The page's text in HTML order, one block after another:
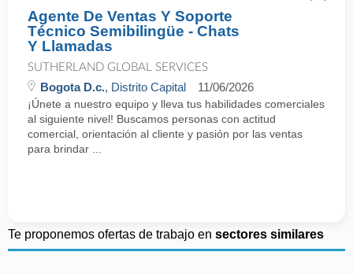
Agente De Ventas Y Soporte
Técnico Semibilingüe - Chats
Y Llamadas
SUTHERLAND GLOBAL SERVICES
Bogota D.c., Distrito Capital 11/06/2026
¡Únete a nuestro equipo y lleva tus habilidades comerciales
al siguiente nivel! Buscamos personas con actitud
comercial, orientación al cliente y pasión por las ventas
para brindar ...
Te proponemos ofertas de trabajo en sectores similares